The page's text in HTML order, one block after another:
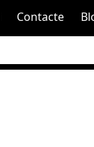
Contacte